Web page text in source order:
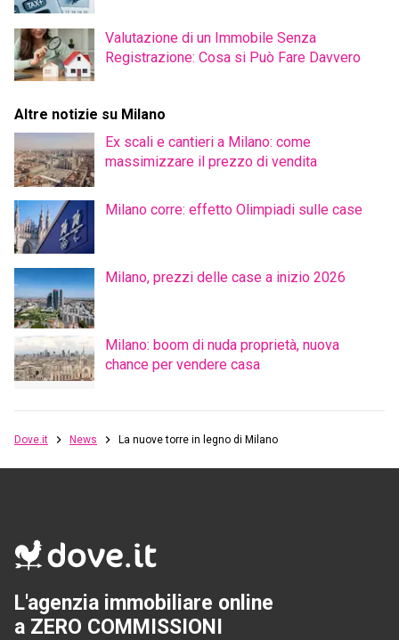
Valutazione di un Immobile Senza
Registrazione: Cosa si Può Fare Davvero
Altre notizie su Milano
Ex scali e cantieri a Milano: come
massimizzare il prezzo di vendita
Milano corre: effetto Olimpiadi sulle case
Milano, prezzi delle case a inizio 2026
Milano: boom di nuda proprietà, nuova
chance per vendere casa
Dove.it News La nuove torre in legno di Milano
L'agenzia immobiliare online
a ZERO COMMISSIONI